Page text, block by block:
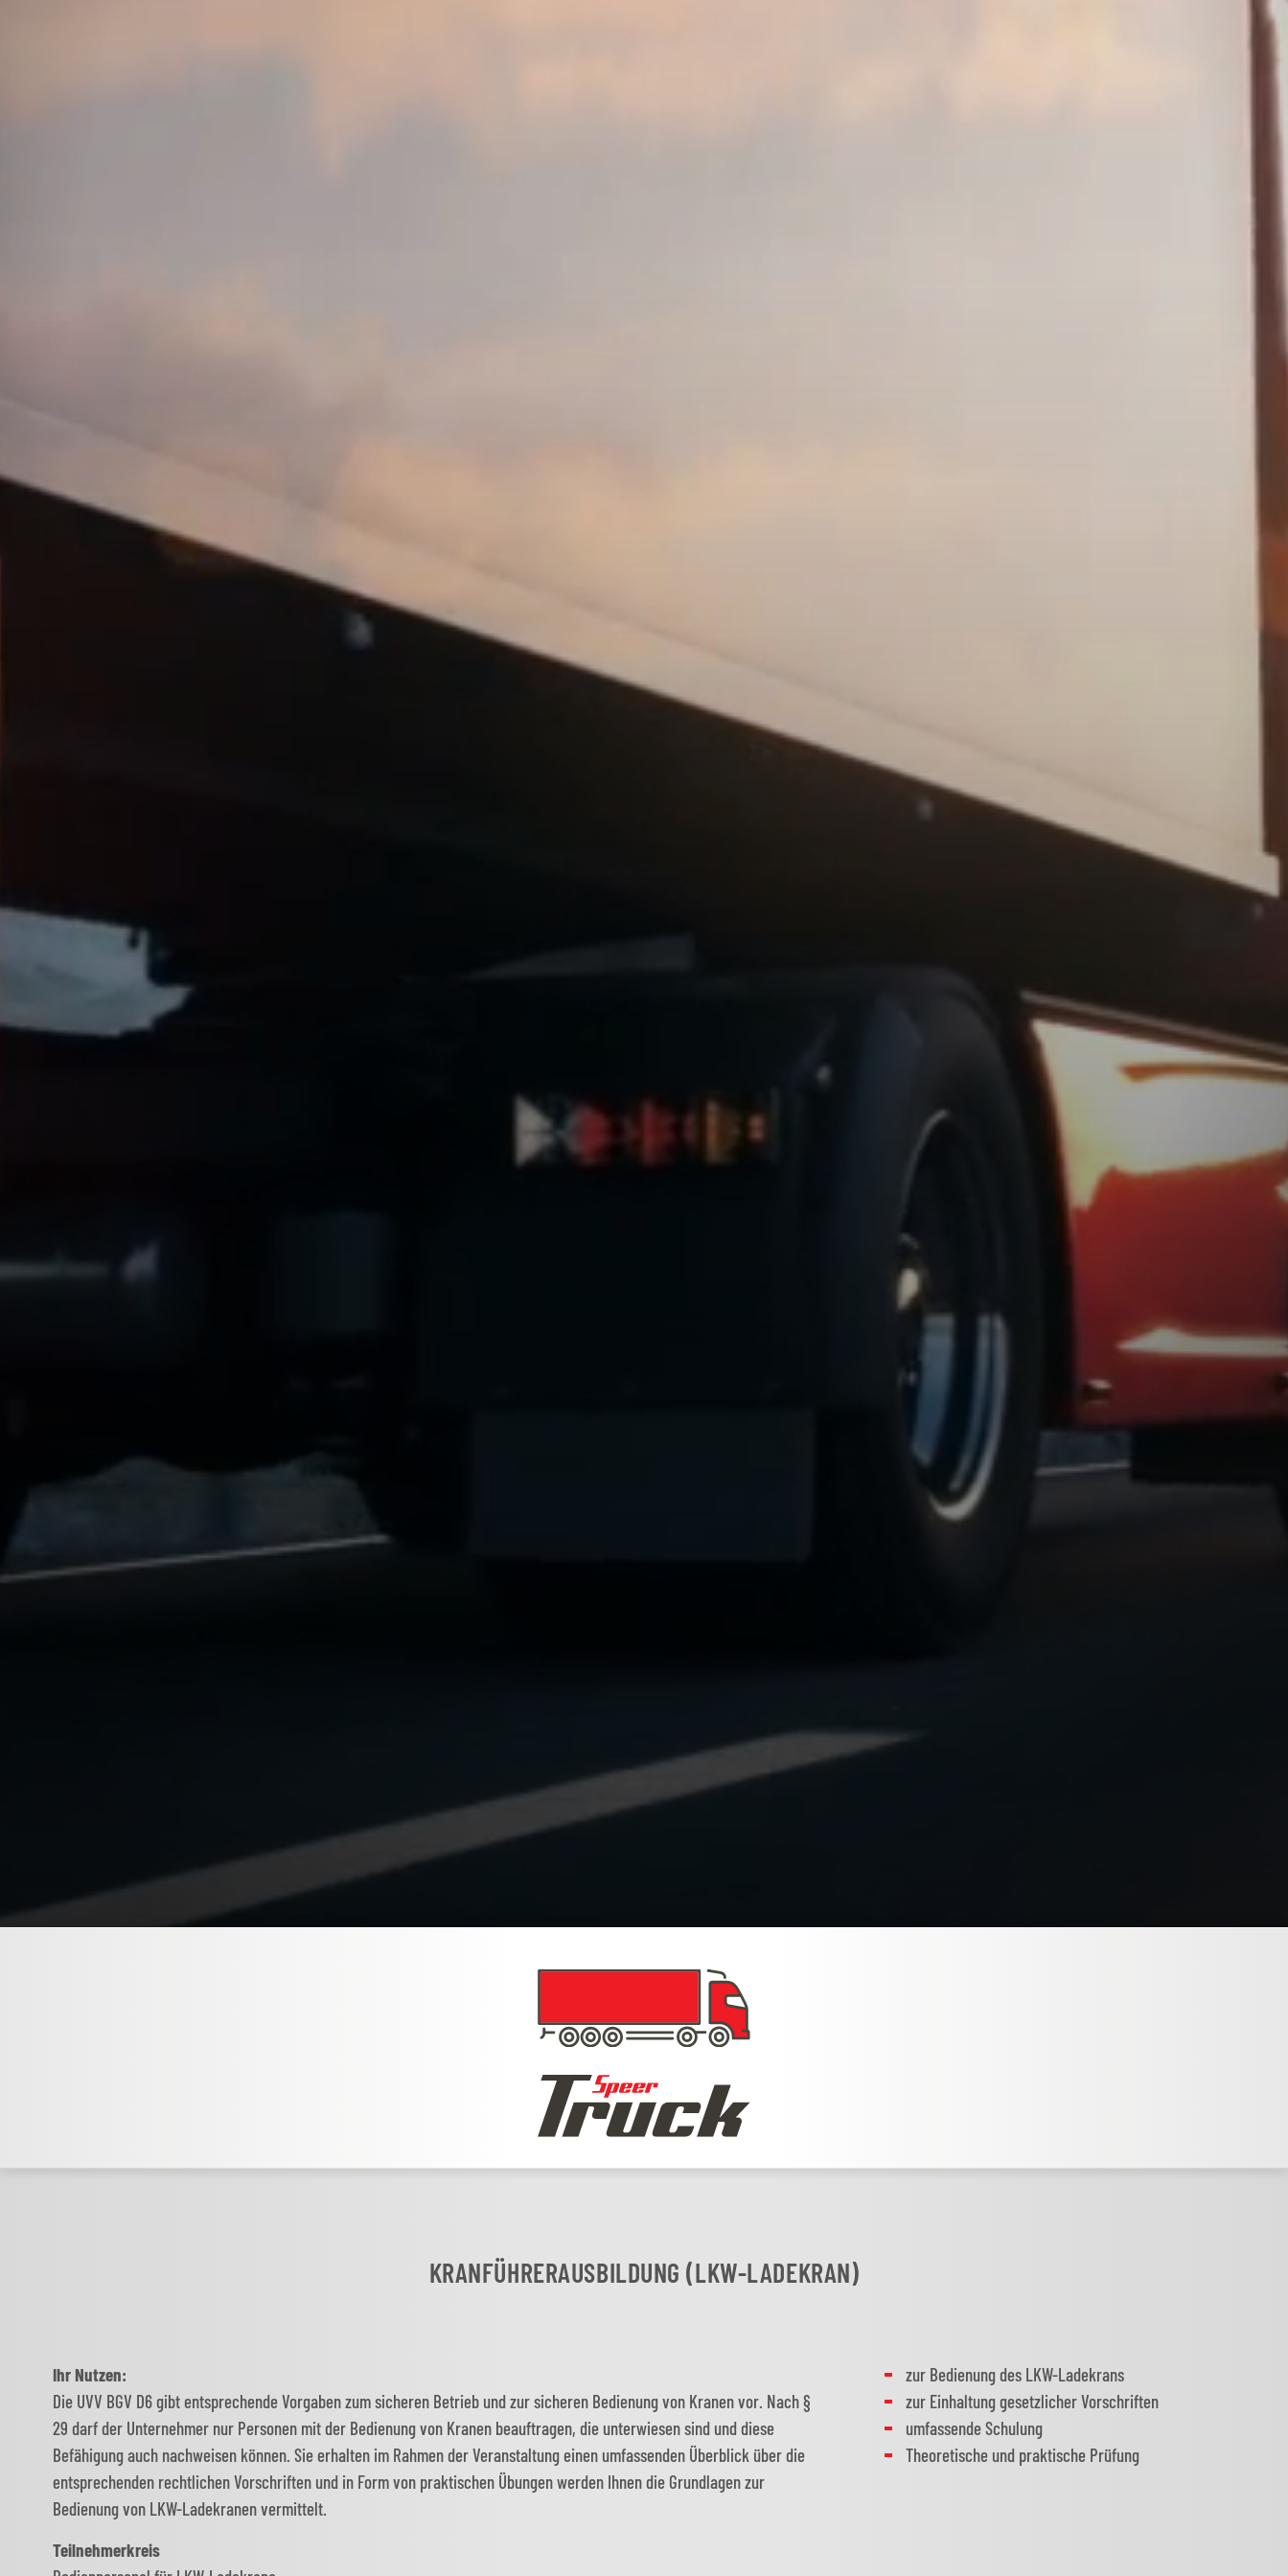
KRANFÜHRERAUSBILDUNG (LKW-LADEKRAN)
zur Bedienung des LKW-Ladekrans
zur Einhaltung gesetzlicher Vorschriften
umfassende Schulung
Theoretische und praktische Prüfung
Ihr Nutzen:
Die UVV BGV D6 gibt entsprechende Vorgaben zum sicheren Betrieb und zur sicheren Bedienung von Kranen vor. Nach §
29 darf der Unternehmer nur Personen mit der Bedienung von Kranen beauftragen, die unterwiesen sind und diese
Befähigung auch nachweisen können. Sie erhalten im Rahmen der Veranstaltung einen umfassenden Überblick über die
entsprechenden rechtlichen Vorschriften und in Form von praktischen Übungen werden Ihnen die Grundlagen zur
Bedienung von LKW-Ladekranen vermittelt.
Teilnehmerkreis
Du bist Fahrlehrer der Klasse B und hast Lust auf einen Job in unserem Team? Dann
bewirb dich jetzt, wir freuen uns auf dich!